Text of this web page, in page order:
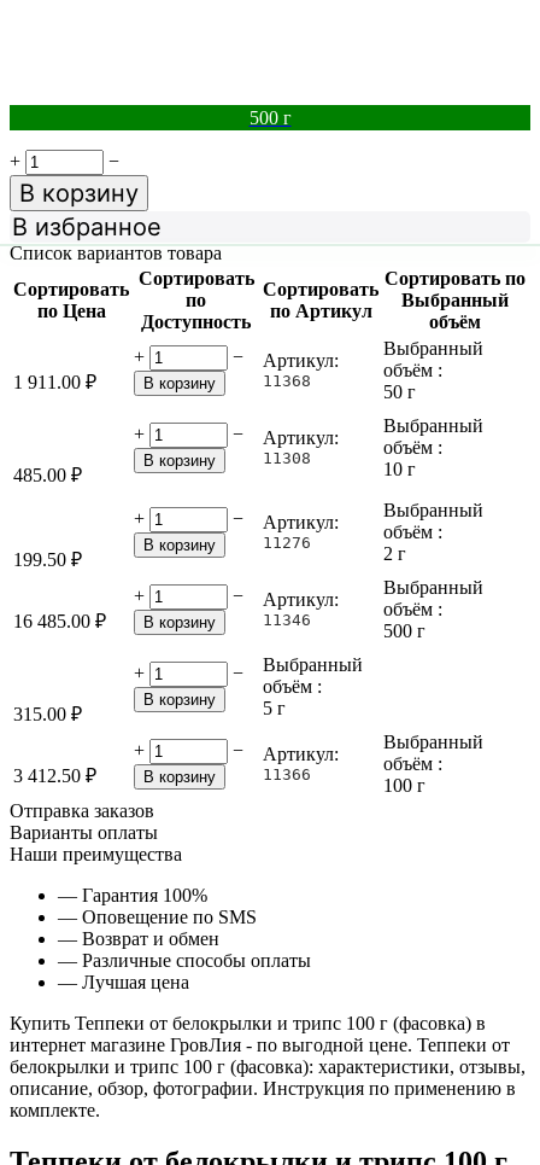
500 г
+ −
В корзину
В избранное
Список вариантов товара
Сортировать
по Цена
Сортировать
по
Доступность
Сортировать
по Артикул
Сортировать по
Выбранный
объём
1 911.00 ₽
+ −
В корзину
Артикул:
11368
Выбранный
объём :
50 г
485.00 ₽
+ −
В корзину
Артикул:
11308
Выбранный
объём :
10 г
199.50 ₽
+ −
В корзину
Артикул:
11276
Выбранный
объём :
2 г
16 485.00 ₽
+ −
В корзину
Артикул:
11346
Выбранный
объём :
500 г
315.00 ₽
+ −
В корзину
Выбранный
объём :
5 г
3 412.50 ₽
+ −
В корзину
Артикул:
11366
Выбранный
объём :
100 г
Отправка заказов
Варианты оплаты
Наши преимущества
— Гарантия 100%
— Оповещение по SMS
— Возврат и обмен
— Различные способы оплаты
— Лучшая цена
Купить Теппеки от белокрылки и трипс 100 г (фасовка) в
интернет магазине ГровЛия - по выгодной цене. Теппеки от
белокрылки и трипс 100 г (фасовка): характеристики, отзывы,
описание, обзор, фотографии. Инструкция по применению в
комплекте.